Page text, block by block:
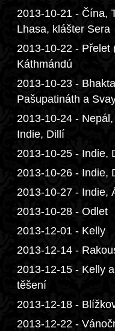
2013-10-21 - Čína,
Lhasa, klášter Sera
2013-10-22 - Přelet
Káthmándú
2013-10-23 -
Pašupatináth a
2013-10-24 -
Indie, Dillí
2013-10-25 - Indie,
2013-10-26 - Indie,
2013-10-27 - Indie,
2013-10-28 - Odlet
2013-12-01 - Kelly
2013-12-14 -
2013-12-15 - Kelly
těšení
2013-12-18 -
2013-12-22 -